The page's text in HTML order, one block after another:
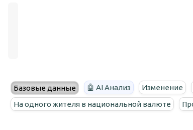
Базовые данные 🤖 AI Анализ Изменение
На одного жителя в национальной валюте